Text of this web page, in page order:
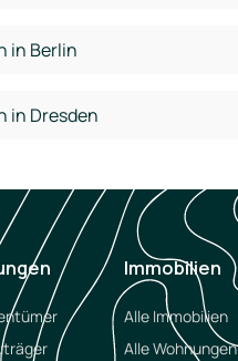
in Berlin
in Dresden
Immobilien
Alle Immobilien
Alle Wohnungen